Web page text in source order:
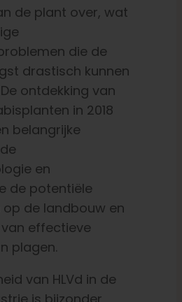
de plant over, wat
die de
drastisch kunnen
ontdekking van
in 2018
belangrijke
en
de potentiële
de landbouw en
effectieve
plagen.
van HLVd in de